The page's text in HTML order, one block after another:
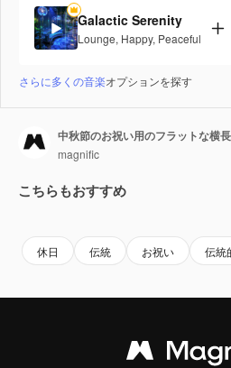
Galactic Serenity
Lounge, Happy, Peaceful
さらに多くの音楽オプションを探す
magnific
こちらもおすすめ
休日 伝統 お祝い 伝統